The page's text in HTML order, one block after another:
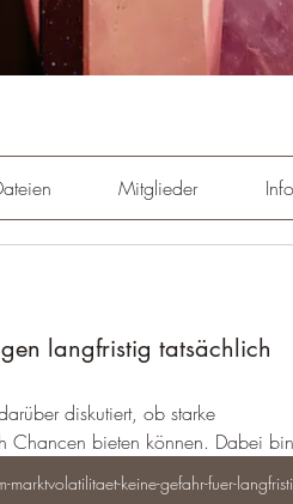
Mitglieder Info
langfristig tatsächlich
diskutiert, ob starke
Chancen bieten können. Dabei